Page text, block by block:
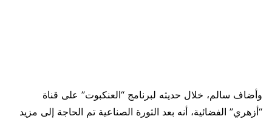
وأضاف سالم، خلال حديثه لبرنامج “العنكبوت” على قناة
“أزهري” الفضائية، أنه بعد الثورة الصناعية تم الحاجة إلى مزيد